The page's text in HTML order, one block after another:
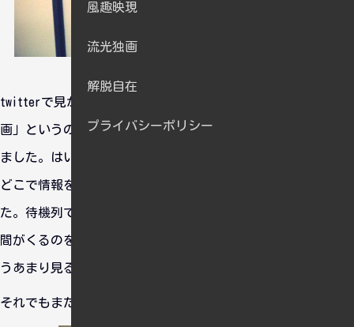
twitterで見かけた「戦艦大和バーチャルリアリティー復元計
画」というのが気になったので今年1回目の横須賀へ行ってき
ました。はい、記念艦三笠です。
どこで情報を得たのか知りませんが結構な人が訪れていまし
た。待機列でまつこと1時間半、ようやく整理券を受け取り時
間がくるのを待ちました。 正直、三笠って結構来てるからも
うあまり見るところがないんですよねｗ。
それでもまだ艦これ（模型）やってたのでそれをみてました。
風趣映現
流光独画
解脱自在
プライバシーポリシー